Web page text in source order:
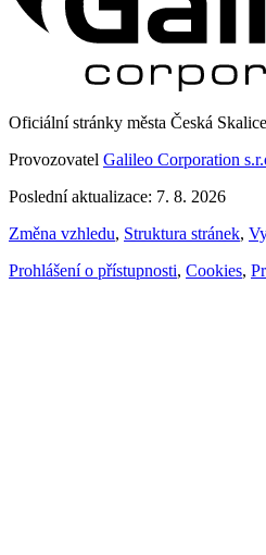
Oficiální stránky města Česká
Provozovatel Galileo Corporation
Poslední aktualizace: 7. 8. 2026
Změna vzhledu, Struktura stránek,
Prohlášení o přístupnosti, Cookies,